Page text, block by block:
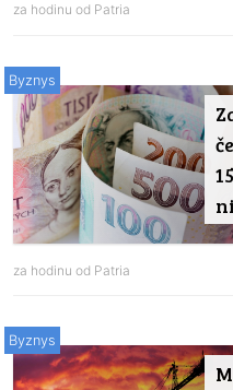
za hodinu od Patria
Byznys
za hodinu od Patria
Byznys